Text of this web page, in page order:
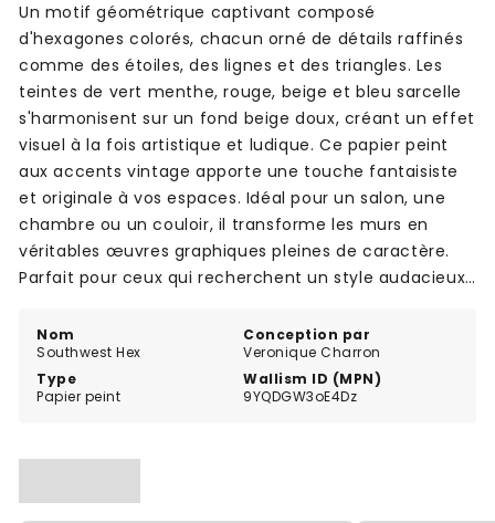
Nom
Southwest Hex
Conception par
Veronique Charron
Type
Papier peint
Wallism ID (MPN)
9YQDGW3oE4Dz
Un motif géométrique captivant composé
d'hexagones colorés, chacun orné de détails raffinés
comme des étoiles, des lignes et des triangles. Les
teintes de vert menthe, rouge, beige et bleu sarcelle
s'harmonisent sur un fond beige doux, créant un effet
visuel à la fois artistique et ludique. Ce papier peint
aux accents vintage apporte une touche fantaisiste
et originale à vos espaces. Idéal pour un salon, une
chambre ou un couloir, il transforme les murs en
véritables œuvres graphiques pleines de caractère.
Parfait pour ceux qui recherchent un style audacieux